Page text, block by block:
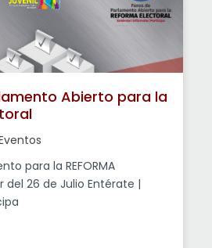
Abierto para la
para la REFORMA
del 26 de Julio Entérate |